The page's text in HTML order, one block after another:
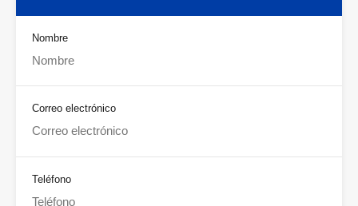
Nombre
Correo electrónico
Teléfono